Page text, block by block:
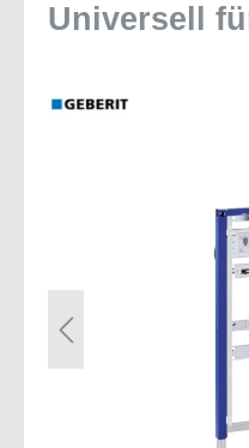
Universell
Bildergalerie